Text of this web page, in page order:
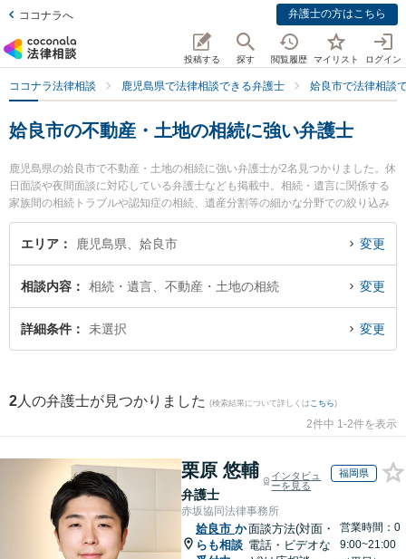
ココナラへ 弁護士の方はこちら
投稿する 探す 閲覧履歴 マイリスト ログイン
ココナラ法律相談 鹿児島県で法律相談できる弁護士 姶良市で法律相談
姶良市の不動産・土地の相続に強い弁護士
鹿児島県の姶良市で不動産・土地の相続に強い弁護士が2名見つかりました。休
日面談や夜間面談に対応している弁護士なども掲載中。相続・遺言に関係する
家族間の相続トラブルや認知症の相続、遺産分割等の細かな分野での絞り込み
検索もでき便利です。特に宮路法律事務所の宮路 真行弁護士やかじき法律事務
所の竹山 真美弁護士のプロフィール情報や弁護士費用、強みなどが注目されて
な近くの弁護士を検索したい』『初回相談無料で不動産・土地の相続を法律相
談できる姶良市内の弁護士に相談予約したい』などでお困りの相談者さんにお
すすめです。
エリア 鹿児島県、姶良市 変更
相談内容 相続・遺言、不動産・土地の相続 変更
詳細条件 未選択 変更
2 人の弁護士が見つかりました (検索結果について詳しくは こちら)
2件中 1-2件を表示
栗原 悠輔
弁護士
インタビュ
ーを見る
福岡県
赤坂協同法律事務所
姶良市 か
らも相談
面談方法(対面・
電話・ビデオな
営業時間：0
9:00~21:00